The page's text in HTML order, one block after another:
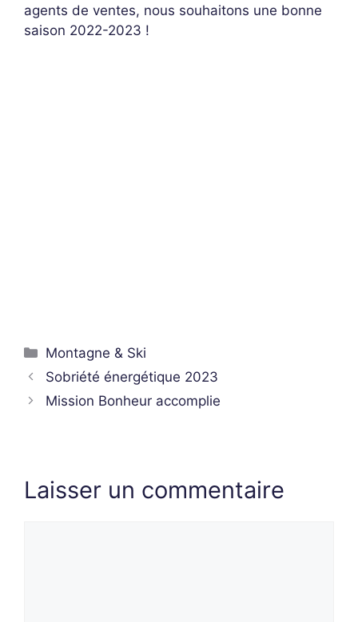
agents de ventes, nous souhaitons une bonne
saison 2022-2023 !
Montagne & Ski
Sobriété énergétique 2023
Mission Bonheur accomplie
Laisser un commentaire